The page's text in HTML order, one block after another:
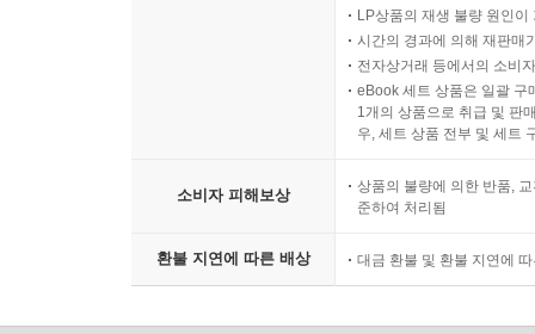
LP상품의 재생 불량 원인
시간의 경과에 의해 재판매
전자상거래 등에서의 소비
eBook 세트 상품은 일괄 구
1개의 상품으로 취급 및 판
우, 세트 상품 전부 및 세트
소비자 피해보상
상품의 불량에 의한 반품,
준하여 처리됨
환불 지연에 따른 배상 대금 환불 및 환불 지연에